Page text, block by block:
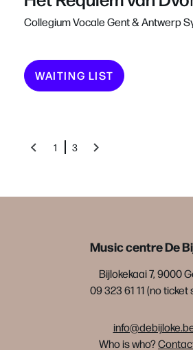
Collegium Vocale Gent & Antwerp
WAITING LIST
1 3
Music centre De
Bijlokekaai 7, 9000
09 323 61 11 (no ticket
Who is who?